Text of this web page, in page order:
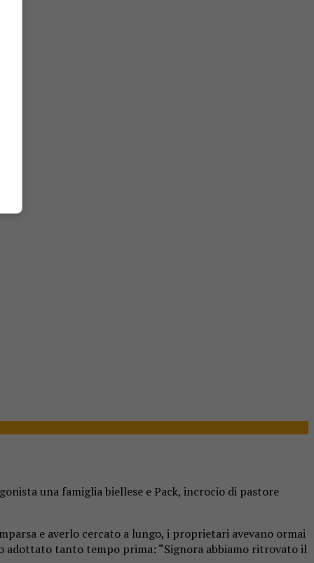
una famiglia biellese e Pack, incrocio di pastore
e averlo cercato a lungo, i proprietari avevano ormai
adottato tanto tempo prima: “Signora abbiamo ritrovato il